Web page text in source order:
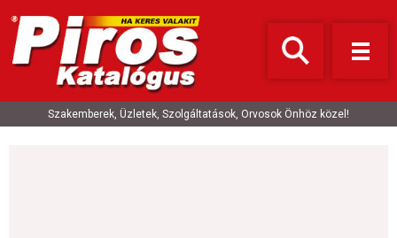
Szakemberek, Üzletek, Szolgáltatások, Orvosok Önhöz közel!